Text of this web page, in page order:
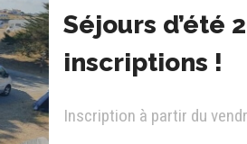
Séjours d’été
inscriptions !
Inscription à partir du